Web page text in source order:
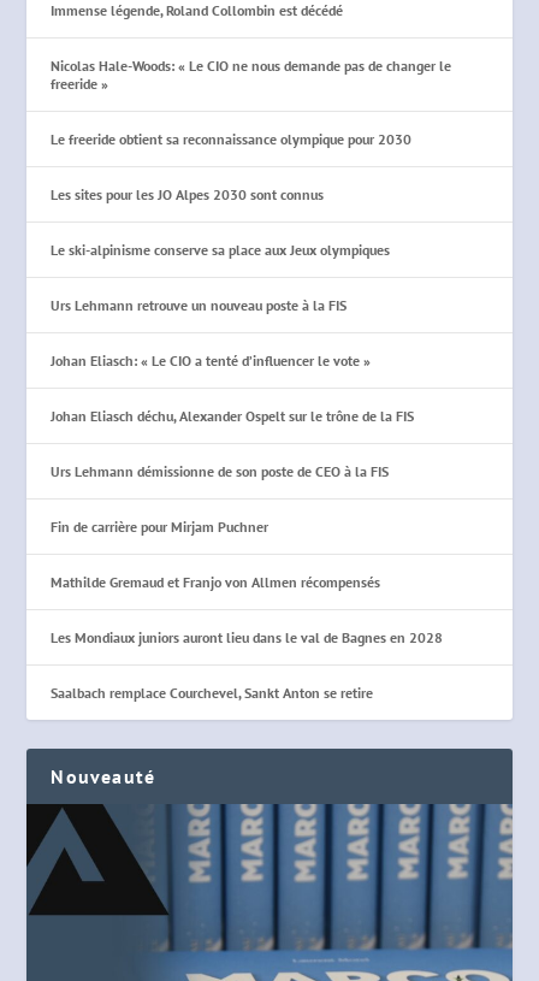
Immense légende, Roland Collombin est décédé
Nicolas Hale-Woods: « Le CIO ne nous demande pas de changer le
freeride »
Le freeride obtient sa reconnaissance olympique pour 2030
Les sites pour les JO Alpes 2030 sont connus
Le ski-alpinisme conserve sa place aux Jeux olympiques
Urs Lehmann retrouve un nouveau poste à la FIS
Johan Eliasch: « Le CIO a tenté d’influencer le vote »
Johan Eliasch déchu, Alexander Ospelt sur le trône de la FIS
Urs Lehmann démissionne de son poste de CEO à la FIS
Fin de carrière pour Mirjam Puchner
Mathilde Gremaud et Franjo von Allmen récompensés
Les Mondiaux juniors auront lieu dans le val de Bagnes en 2028
Saalbach remplace Courchevel, Sankt Anton se retire
Nouveauté